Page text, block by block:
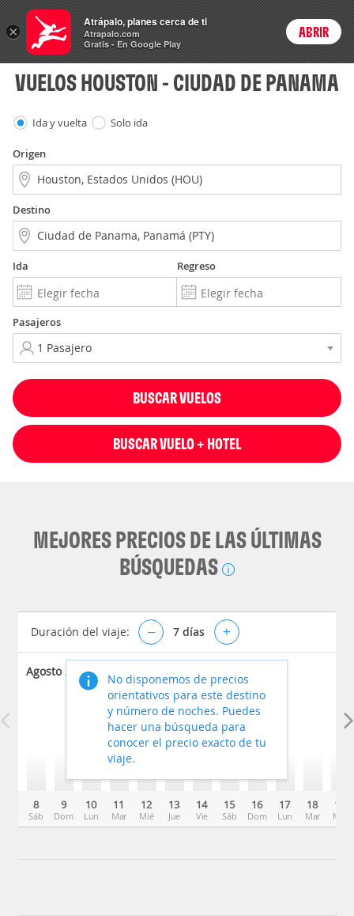
Vuelos Login
VUELOS HOUSTON - CIUDAD DE PANAMA
Ida y vuelta Solo ida
Origen
Destino
Ida Regreso
Pasajeros
BUSCAR VUELOS
BUSCAR VUELO + HOTEL
MEJORES PRECIOS DE LAS ÚLTIMAS
BÚSQUEDAS
Duración del viaje: – 7 días +
Agosto 2026
8
Sáb
9
Dom
10
Lun
11
Mar
12
Mié
13
Jue
14
Vie
15
Sáb
16
Dom
17
Lun
18
Mar
19
Mié
No disponemos de precios
orientativos para este destino
y número de noches. Puedes
hacer una búsqueda para
conocer el precio exacto de tu
viaje.
×
Atrápalo, planes cerca de ti
Atrapalo.com
Gratis - En Google Play
ABRIR